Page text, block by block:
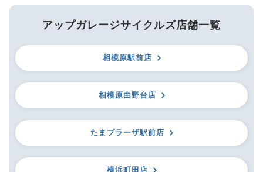
アップガレージサイクルズ店舗一覧
相模原駅前店
相模原由野台店
たまプラーザ駅前店
横浜町田店